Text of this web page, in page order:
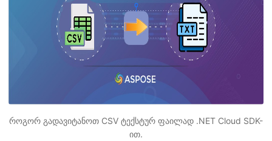
როგორ გადავიტანოთ CSV ტექსტურ ფაილად .NET Cloud SDK-
ით.